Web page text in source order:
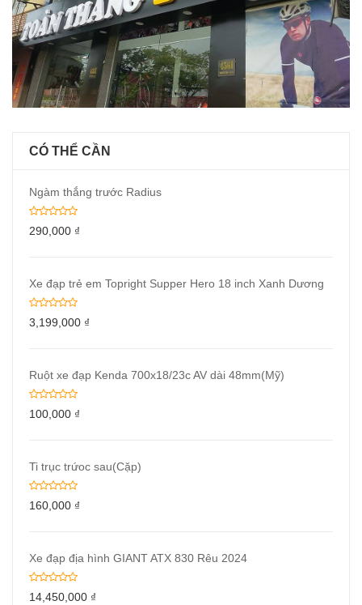
CÓ THỂ CẦN
Ngàm thắng trước Radius
290,000 ₫
Xe đạp trẻ em Topright Supper Hero 18 inch Xanh Dương
3,199,000 ₫
Ruột xe đạp Kenda 700x18/23c AV dài 48mm(Mỹ)
100,000 ₫
Ti trục trứoc sau(Cặp)
160,000 ₫
Xe đạp địa hình GIANT ATX 830 Rêu 2024
14,450,000 ₫